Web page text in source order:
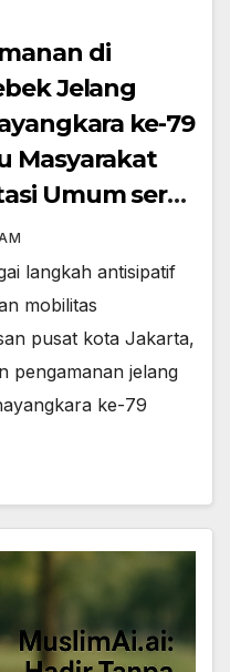
di
Jelang
ke-79
Masyarakat
Umum serta
langkah antisipatif
mobilitas
pusat kota Jakarta,
pengamanan jelang
ke-79